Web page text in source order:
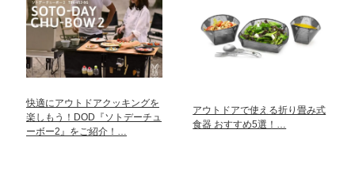
快適にアウトドアクッキングを
楽しもう！DOD『ソトデーチュ
ーボー2』をご紹介！…
アウトドアで使える折り畳み式
食器 おすすめ5選！…